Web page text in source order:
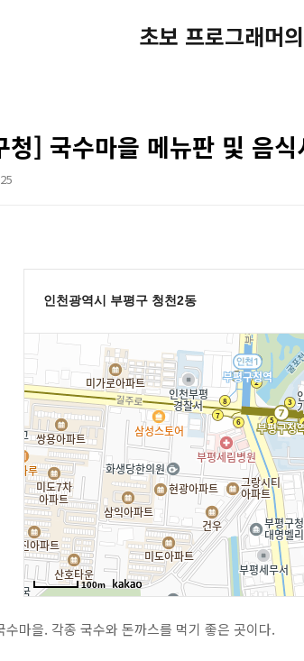
초보 프로그래머
] 국수마을 메뉴판 및 음식
마을. 각종 국수와 돈까스를 먹기 좋은 곳이다.